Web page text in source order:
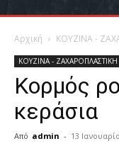
Αρχική ΚΟΥΖΙΝΑ -
ΚΟΥΖΙΝΑ - ΖΑΧΑΡΟΠΛΑΣΤΙΚΗ
Κορμός
κεράσια
Από admin - 13